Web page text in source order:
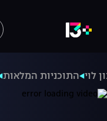
לוי התוכניות המלאות